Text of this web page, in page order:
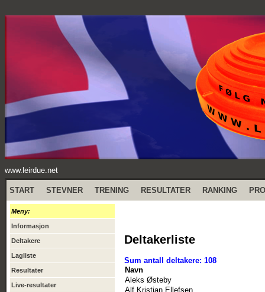
www.leirdue.net
START STEVNER TRENING RESULTATER RANKING
Meny:
Informasjon
Deltakere
Lagliste
Resultater
Live-resultater
Deltakerliste
Sum antall deltakere: 108
Navn
Aleks Østeby
Alf Kristian Ellefsen